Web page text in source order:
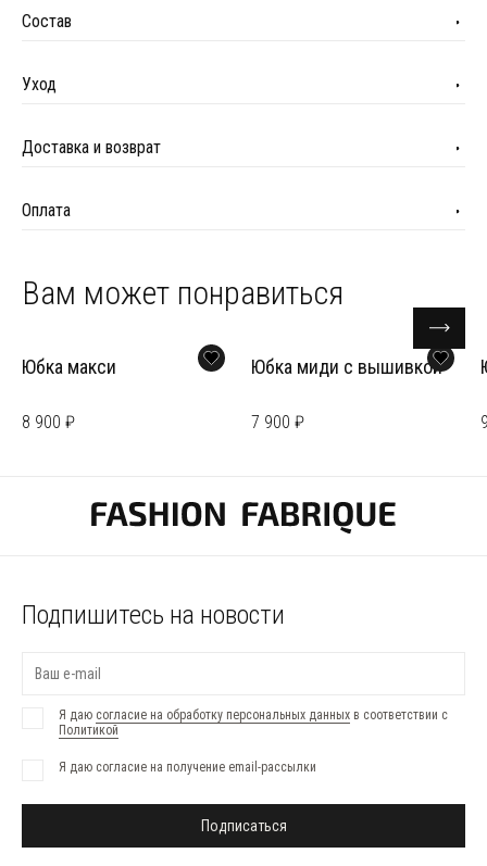
Состав
Уход
Доставка и возврат
Оплата
Вам может понравиться
Юбка макси
8 900 ₽
Юбка миди с вышивкой
7 900 ₽
Подпишитесь на новости
Я даю согласие на обработку персональных данных в соответствии с
Политикой
Я даю согласие на получение email-рассылки
Подписаться